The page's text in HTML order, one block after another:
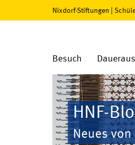
Nixdorf-Stiftungen |
Besuch
HNF-
Neues